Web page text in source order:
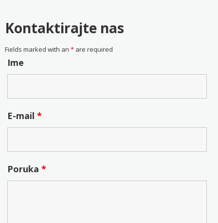
Kontaktirajte nas
Fields marked with an *are required
Ime
E-mail *
Poruka *